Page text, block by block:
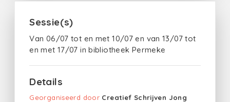
Sessie(s)
Van 06/07 tot en met 10/07 en van 13/07 tot
en met 17/07 in bibliotheek Permeke
Details
Georganiseerd door Creatief Schrijven Jong